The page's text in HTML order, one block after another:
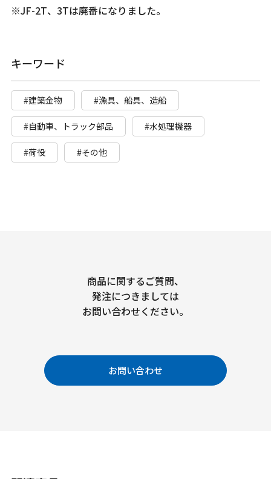
※JF-2T、3Tは廃番になりました。
キーワード
#建築金物 #漁具、船具、造船
#自動車、トラック部品 #水処理機器
#荷役 #その他
商品に関するご質問、
発注につきましては
お問い合わせください。
お問い合わせ